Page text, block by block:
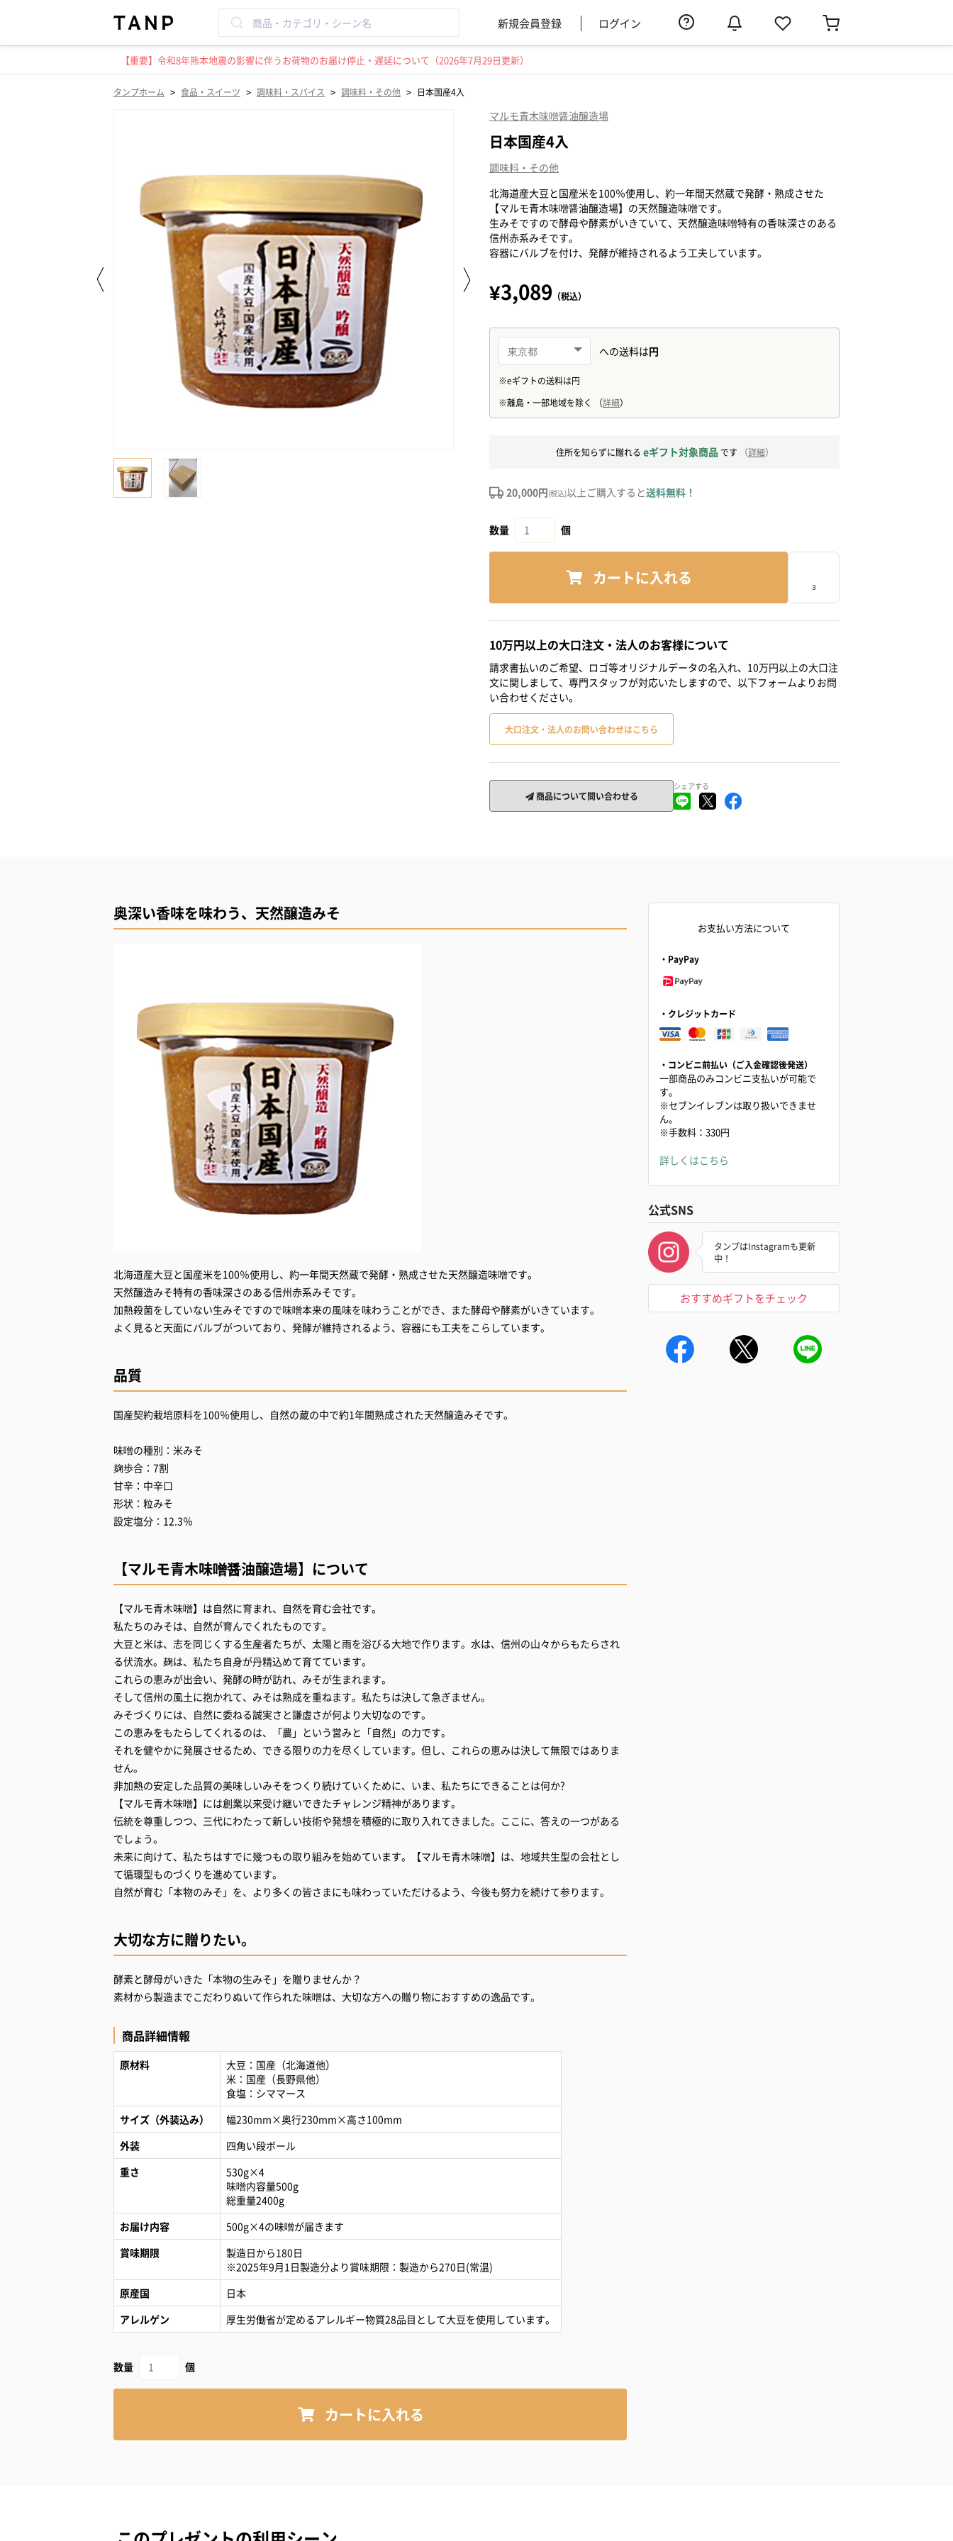
新規会員登録 ログイン
【重要】令和8年熊本地震の影響に伴うお荷物のお届け停止・遅延について（2026年7月29日更新）
タンプホーム > 食品・スイーツ > 調味料・スパイス > 調味料・その他 > 日本国産4入
マルモ青木味噌醤油醸造場
日本国産4入
調味料・その他
北海道産大豆と国産米を100％使用し、約一年間天然蔵で発酵・熟成させた
【マルモ青木味噌醤油醸造場】の天然醸造味噌です。
生みそですので酵母や酵素がいきていて、天然醸造味噌特有の香味深さのある
信州赤系みそです。
容器にバルブを付け、発酵が維持されるよう工夫しています。
¥3,089 （税込）
住所を知らずに贈れる eギフト対象商品 です （詳細）
20,000円(税込)以上ご購入すると送料無料！
数量 個
カートに入れる
10万円以上の大口注文・法人のお客様について
請求書払いのご希望、ロゴ等オリジナルデータの名入れ、10万円以上の大口注
文に関しまして、専門スタッフが対応いたしますので、以下フォームよりお問
い合わせください。
大口注文・法人のお問い合わせはこちら
商品について問い合わせる
シェアする
奥深い香味を味わう、天然醸造みそ
北海道産大豆と国産米を100％使用し、約一年間天然蔵で発酵・熟成させた天然醸造味噌です。
天然醸造みそ特有の香味深さのある信州赤系みそです。
加熱殺菌をしていない生みそですので味噌本来の風味を味わうことができ、また酵母や酵素がいきています。
よく見ると天面にバルブがついており、発酵が維持されるよう、容器にも工夫をこらしています。
品質
国産契約栽培原料を100％使用し、自然の蔵の中で約1年間熟成された天然醸造みそです。
味噌の種別：米みそ
麹歩合：7割
甘辛：中辛口
形状：粒みそ
設定塩分：12.3％
【マルモ青木味噌醤油醸造場】について
【マルモ青木味噌】は自然に育まれ、自然を育む会社です。
私たちのみそは、自然が育んでくれたものです。
大豆と米は、志を同じくする生産者たちが、太陽と雨を浴びる大地で作ります。水は、信州の山々からもたらされ
る伏流水。麹は、私たち自身が丹精込めて育てています。
これらの恵みが出会い、発酵の時が訪れ、みそが生まれます。
そして信州の風土に抱かれて、みそは熟成を重ねます。私たちは決して急ぎません。
みそづくりには、自然に委ねる誠実さと謙虚さが何より大切なのです。
この恵みをもたらしてくれるのは、「農」という営みと「自然」の力です。
それを健やかに発展させるため、できる限りの力を尽くしています。但し、これらの恵みは決して無限ではありま
せん。
非加熱の安定した品質の美味しいみそをつくり続けていくために、いま、私たちにできることは何か?
【マルモ青木味噌】には創業以来受け継いできたチャレンジ精神があります。
伝統を尊重しつつ、三代にわたって新しい技術や発想を積極的に取り入れてきました。ここに、答えの一つがある
でしょう。
未来に向けて、私たちはすでに幾つもの取り組みを始めています。【マルモ青木味噌】は、地域共生型の会社とし
て循環型ものづくりを進めています。
自然が育む「本物のみそ」を、より多くの皆さまにも味わっていただけるよう、今後も努力を続けて参ります。
大切な方に贈りたい。
酵素と酵母がいきた「本物の生みそ」を贈りませんか？
商品詳細情報
原材料
大豆：国産（北海道他）
米：国産（長野県他）
食塩：シママース
サイズ（外装込み）
幅230mm×奥行230mm×高さ100mm
外装
四角い段ボール
重さ
530g×4
味噌内容量500g
総重量2400g
お届け内容
500g×4の味噌が届きます
賞味期限
製造日から180日
※2025年9月1日製造分より賞味期限：製造から270日(常温)
原産国
日本
アレルゲン
厚生労働省が定めるアレルギー物質28品目として大豆を使用しています。
数量 個
カートに入れる
お支払い方法について
・PayPay
・クレジットカード
・コンビニ前払い（ご入金確認後発送）
一部商品のみコンビニ支払いが可能で
す。
※セブンイレブンは取り扱いできませ
ん。
※手数料：330円
詳しくはこちら
公式SNS
タンプはInstagramも更新
中！
おすすめギフトをチェック